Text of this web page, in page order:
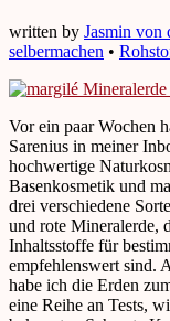
written by Jasmin von
selbermachen •
Vor ein paar Wochen
Sarenius in meiner
hochwertige
Basenkosmetik und
drei verschiedene
und rote Mineralerde,
Inhaltsstoffe für
empfehlenswert sind.
habe ich die Erden
eine Reihe an Tests,